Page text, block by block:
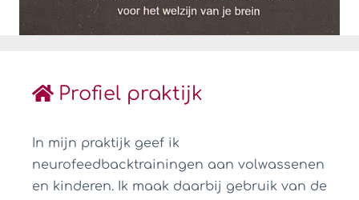
Profiel praktijk
In mijn praktijk geef ik
neurofeedbacktrainingen aan volwassenen
en kinderen. Ik maak daarbij gebruik van de